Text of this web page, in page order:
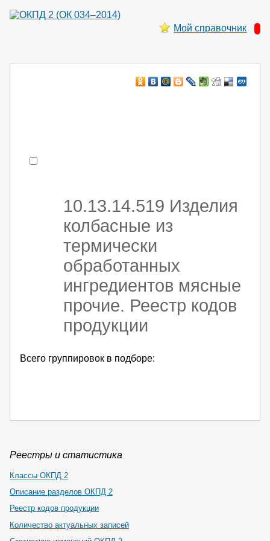
Мой справочник
10.13.14.519 Изделия
колбасные из
термически
обработанных
ингредиентов мясные
прочие. Реестр кодов
продукции
Всего группировок в подборе:
Реестры и статистика
Классы ОКПД 2
Описание разделов ОКПД 2
Реестр кодов продукции
Количество актуальных записей